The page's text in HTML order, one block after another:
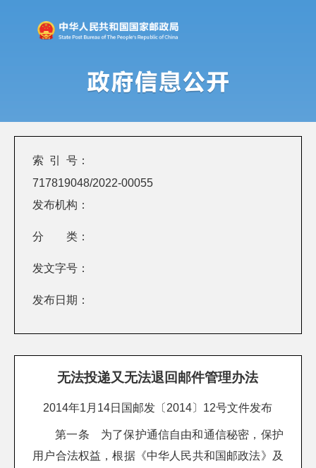
索 引 号：
717819048/2022-00055
发布机构：
分 类：
发文字号：
发布日期：
无法投递又无法退回邮件管理办法
2014年1月14日国邮发〔2014〕12号文件发布
第一条 为了保护通信自由和通信秘密，保护
用户合法权益，根据《中华人民共和国邮政法》及